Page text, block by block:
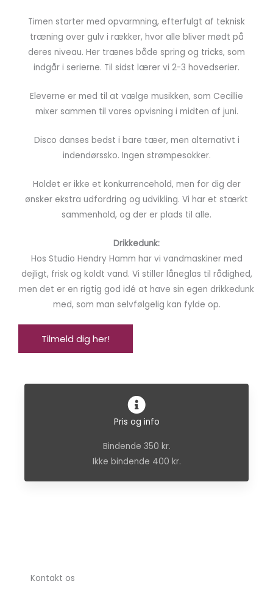
Timen starter med opvarmning, efterfulgt af teknisk
træning over gulv i rækker, hvor alle bliver mødt på
deres niveau. Her trænes både spring og tricks, som
indgår i serierne. Til sidst lærer vi 2-3 hovedserier.
Eleverne er med til at vælge musikken, som Cecillie
mixer sammen til vores opvisning i midten af juni.
Disco danses bedst i bare tæer, men alternativt i
indendørssko. Ingen strømpesokker.
Holdet er ikke et konkurrencehold, men for dig der
ønsker ekstra udfordring og udvikling. Vi har et stærkt
sammenhold, og der er plads til alle.
Drikkedunk:
Hos Studio Hendry Hamm har vi vandmaskiner med
dejligt, frisk og koldt vand. Vi stiller låneglas til rådighed,
men det er en rigtig god idé at have sin egen drikkedunk
med, som man selvfølgelig kan fylde op.
Tilmeld dig her!
Pris og info
Bindende 350 kr.
Ikke bindende 400 kr.
Kontakt os